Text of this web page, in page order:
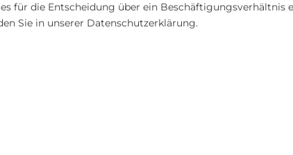
für die Entscheidung über ein Beschäftigungsverhältnis
Sie in unserer Datenschutzerklärung.